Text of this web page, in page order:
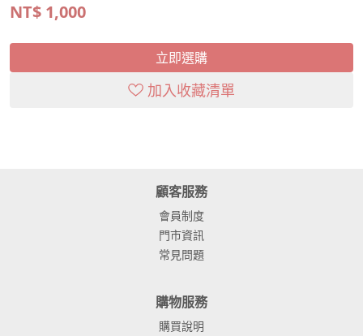
NT$ 1,000
立即選購
加入收藏清單
顧客服務
會員制度
門市資訊
常見問題
購物服務
購買說明